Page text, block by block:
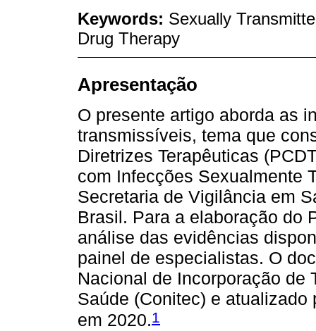
Keywords: Sexually
Drug Therapy
Apresentação
O presente artigo aborda as
transmissíveis, tema que
Diretrizes Terapêuticas
com Infecções Sexualmente
Secretaria de Vigilância em
Brasil. Para a elaboração do
análise das evidências
painel de especialistas. O
Nacional de Incorporação de
Saúde (Conitec) e
em 2020.1